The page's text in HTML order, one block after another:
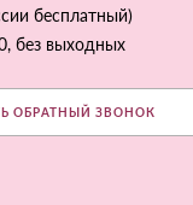
бесплатный)
без выходных
ОБРАТНЫЙ ЗВОНОК